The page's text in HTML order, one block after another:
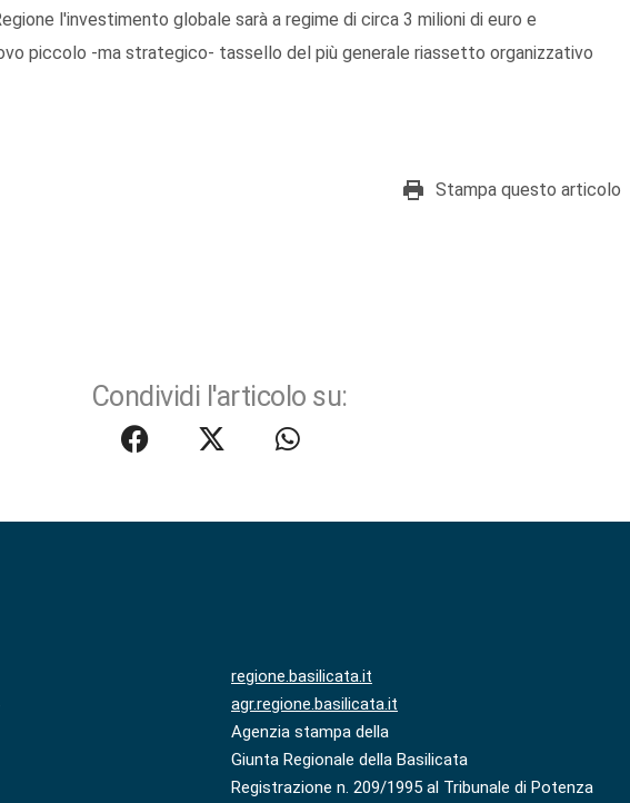
l'investimento globale sarà a regime di circa 3 milioni di euro e
piccolo -ma strategico- tassello del più generale riassetto organizzativo
Stampa questo articolo
Condividi l'articolo su:
regione.basilicata.it
agr.regione.basilicata.it
Agenzia stampa della
Giunta Regionale della Basilicata
Registrazione n. 209/1995 al Tribunale di Potenza